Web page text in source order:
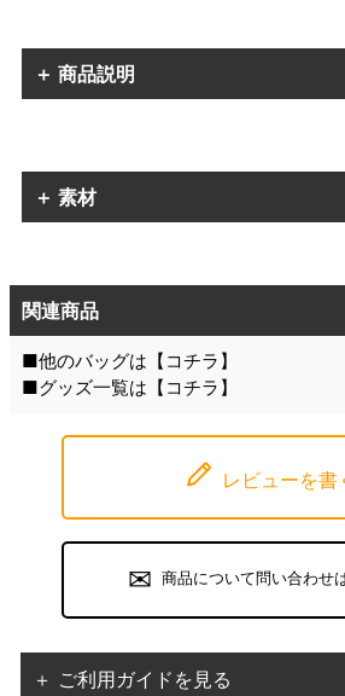
＋ 商品説明
＋ 素材
関連商品
■他のバッグは【 コチラ 】
■グッズ一覧は【 コチラ 】
レビューを書
商品について問い合わせ
＋ ご利用ガイドを見る